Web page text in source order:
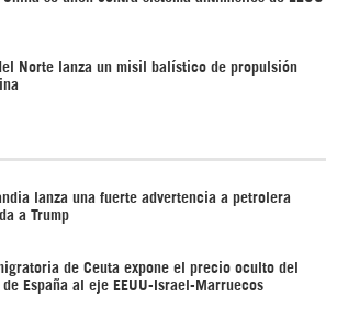
Norte lanza un misil balístico de propulsión
lanza una fuerte advertencia a petrolera
a Trump
de Ceuta expone el precio oculto del
de España al eje EEUU-Israel-Marruecos